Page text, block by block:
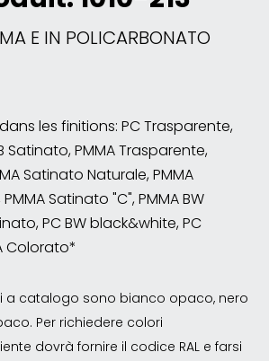
E IN POLICARBONATO
les finitions: PC Trasparente,
Satinato, PMMA Trasparente,
Satinato Naturale, PMMA
Satinato "C", PMMA BW
PC BW black&white, PC
Colorato*
a catalogo sono bianco opaco, nero
Per richiedere colori
dovrà fornire il codice RAL e farsi